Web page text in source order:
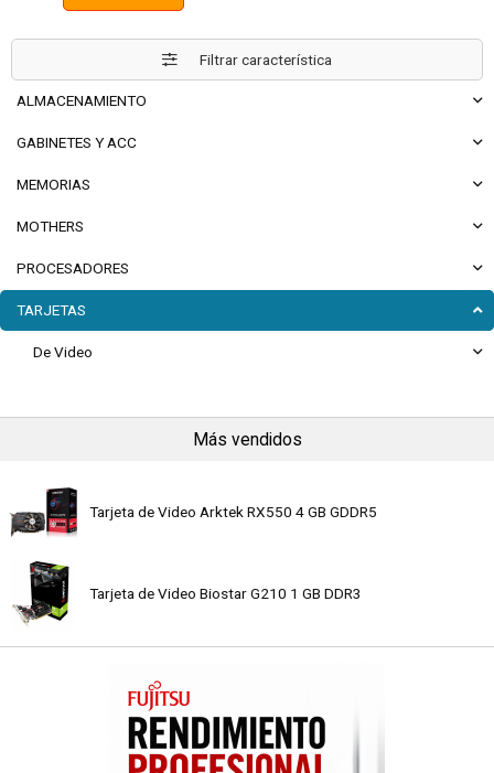
Filtrar característica
ALMACENAMIENTO
GABINETES Y ACC
MEMORIAS
MOTHERS
PROCESADORES
TARJETAS
De Video
Más vendidos
Tarjeta de Video Arktek RX550 4 GB GDDR5
Tarjeta de Video Biostar G210 1 GB DDR3